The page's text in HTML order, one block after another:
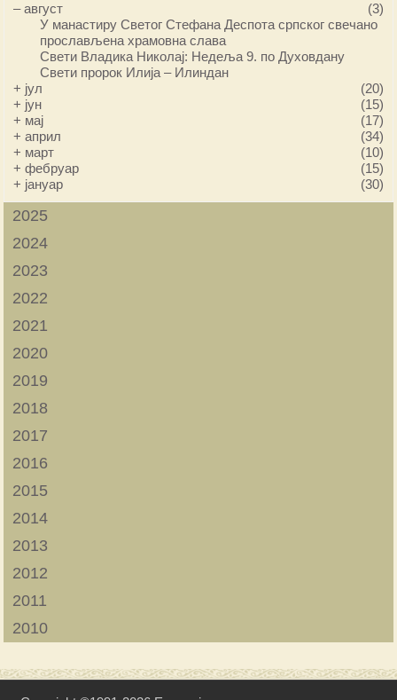
–август
(3)
У манастиру Светог Стефана Деспота српског свечано
прослављена храмовна слава
Свети Владика Николај: Недеља 9. по Духовдану
Свети пророк Илија – Илиндан
+ јул
(20)
+ јун
(15)
+ мај
(17)
+април
(34)
+ март
(10)
+фебруар
(15)
+ јануар (30)
2025
2024
2023
2022
2021
2020
2019
2018
2017
2016
2015
2014
2013
2012
2011
2010